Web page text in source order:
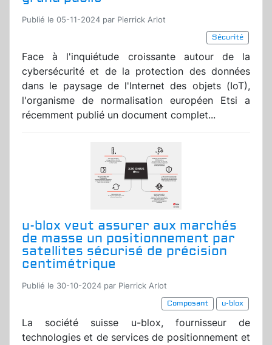
Publié le 05-11-2024 par Pierrick Arlot
Sécurité
Face à l'inquiétude croissante autour de la
cybersécurité et de la protection des données
dans le paysage de l'Internet des objets (IoT),
l'organisme de normalisation européen Etsi a
récemment publié un document complet...
u-blox veut assurer aux marchés
de masse un positionnement par
satellites sécurisé de précision
centimétrique
Publié le 30-10-2024 par Pierrick Arlot
Composant
u-blox
La société suisse u-blox, fournisseur de
technologies et de services de positionnement et